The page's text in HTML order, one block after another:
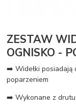
ZESTAW
OGNISKO -
➡️ Widełki posiadają
poparzeniem
➡️ Wykonane z